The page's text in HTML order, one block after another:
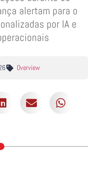
alertam para o
por IA e
Overview